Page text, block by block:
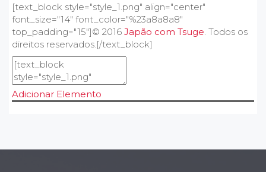
[text_block style="style_1.png" align="center"
font_size="14" font_color="%23a8a8a8"
top_padding="15"]© 2016 Japão com Tsuge . Todos os
direitos reservados.[/text_block]
Adicionar Elemento